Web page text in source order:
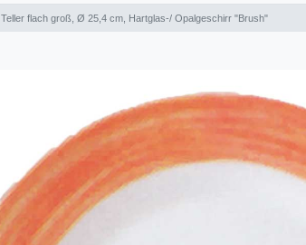
Teller flach groß, Ø 25,4 cm, Hartglas-/ Opalgeschirr "Brush"